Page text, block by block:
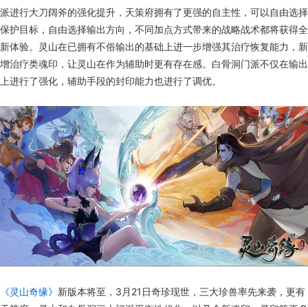
派进行大刀阔斧的强化提升，天策府拥有了更强的自主性，可以自由选择
保护目标，自由选择输出方向，不同加点方式带来的战略战术都将获得全
新体验。灵山在已拥有不俗输出的基础上进一步增强其治疗恢复能力，新
增治疗类魂印，让灵山在作为辅助时更有存在感。白骨洞门派不仅在输出
上进行了强化，辅助手段的封印能力也进行了调优。
《灵山奇缘》 新版本将至，3月21日奇珍现世，三大珍兽率先来袭，更有